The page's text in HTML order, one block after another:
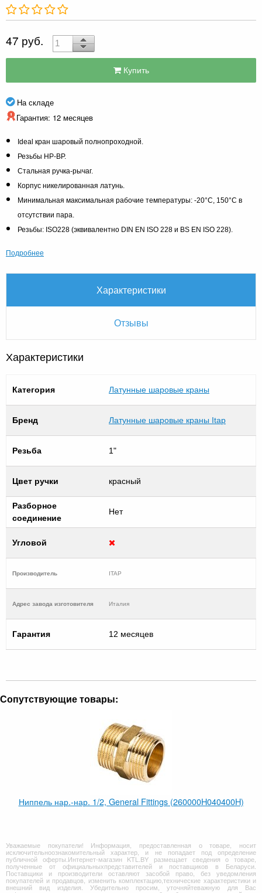
47 руб.
Купить
На складе
Гарантия: 12 месяцев
Ideal кран шаровый полнопроходной.
Резьбы НР-ВР.
Стальная ручка-рычаг.
Корпус никелированная латунь.
Минимальная максимальная рабочие температуры: -20°C, 150°C в
отсутствии пара.
Резьбы: ISO228 (эквивалентно DIN EN ISO 228 и BS EN ISO 228).
Подробнее
Характеристики
Отзывы
Характеристики
Категория Латунные шаровые краны
Бренд Латунные шаровые краны Itap
Резьба 1"
Цвет ручки красный
Разборное
соединение
Нет
Угловой
Производитель ITAP
Адрес завода изготовителя Италия
Гарантия 12 месяцев
Сопутствующие товары:
Ниппель нар.-нар. 1/2, General Fittings (260000H040400H)
Уважаемые покупатели! Информация, предоставленная о товаре, носит
исключительноознакомительный характер, и не попадает под определение
публичной оферты.Интернет-магазин KTL.BY размещает сведения о товаре,
полученные от официальныхпредставителей и поставщиков в Беларуси.
Поставщики и производители оставляют засобой право, без уведомления
покупателей и продавцов, изменить комплектацию,технические характеристики и
внешний вид изделия. Убедительно просим, уточняйтеважную для Вас